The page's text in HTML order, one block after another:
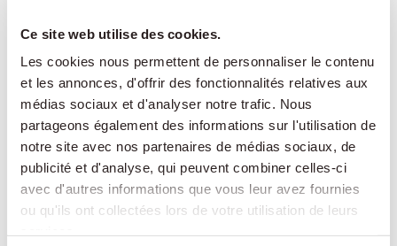
Ce site web utilise des cookies.
Les cookies nous permettent de personnaliser le contenu
et les annonces, d'offrir des fonctionnalités relatives aux
médias sociaux et d'analyser notre trafic. Nous
partageons également des informations sur l'utilisation de
notre site avec nos partenaires de médias sociaux, de
publicité et d'analyse, qui peuvent combiner celles-ci
avec d'autres informations que vous leur avez fournies
ou qu'ils ont collectées lors de votre utilisation de leurs
Nous facilitons le retour à domicile après une
hospitalisation et adaptons
l’accompagnement au rythme de votre
rétablissement.
Garde de nuit
Une présence active ou prête à intervenir
durant la nuit, pour offrir davantage de